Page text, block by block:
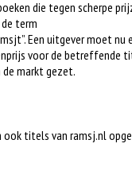
die tegen scherpe
term
Een uitgever moet nu
voor de betreffende
de markt gezet.
ook titels van ramsj.nl